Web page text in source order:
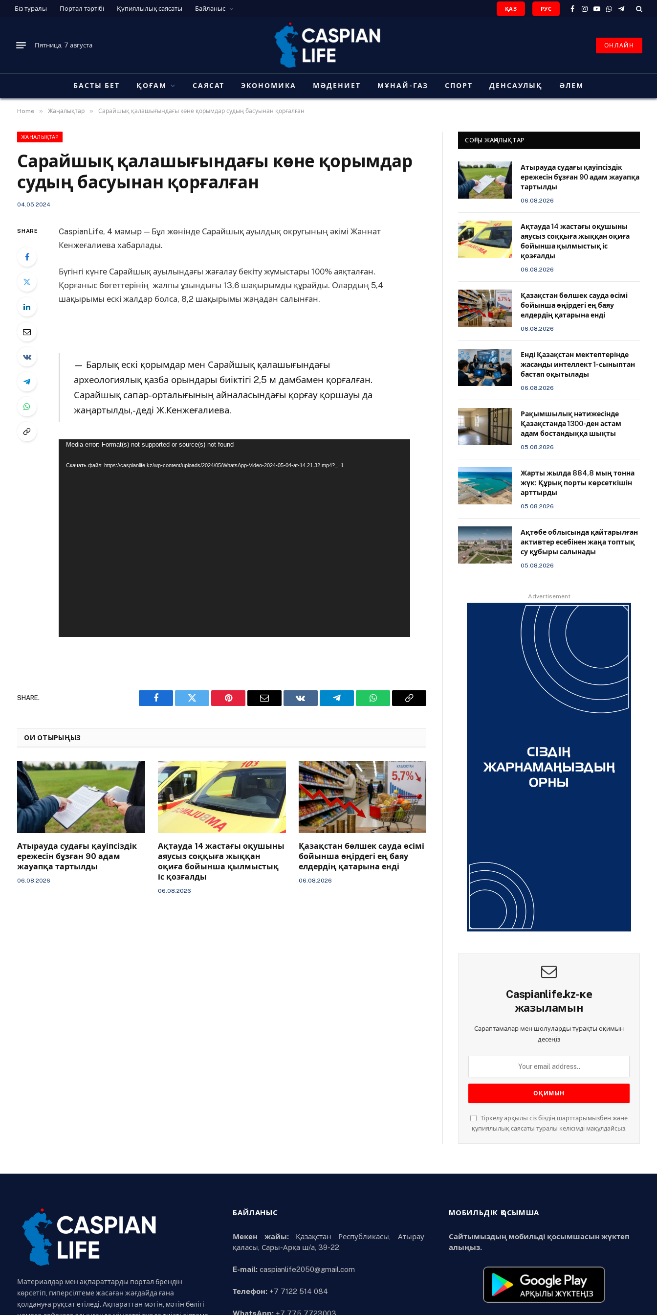
Біз туралы Портал тәртібі Құпиялылық саясаты Байланыс ҚАЗ РУС
Facebook
Instagram
YouTube
WhatsApp
Telegram
Пятница, 7 августа ОНЛАЙН
БАСТЫ БЕТ ҚОҒАМ САЯСАТ ЭКОНОМИКА МӘДЕНИЕТ МҰНАЙ-ГАЗ СПОРТ ДЕНСАУЛЫҚ ӘЛЕМ
Home » Жаңалықтар » Сарайшық қалашығындағы көне қорымдар судың басуынан қорғалған
ЖАҢАЛЫҚТАР
Сарайшық қалашығындағы көне қорымдар
судың басуынан қорғалған
04.05.2024
SHARE
CaspianLife, 4 мамыр — Бұл жөнінде Сарайшық ауылдық округының әкімі Жаннат
Кенжеғалиева хабарлады.
Бүгінгі күнге Сарайшық ауылындағы жағалау бекіту жүмыстары 100% аяқталған.
Қорғаныс бөгеттерінің жалпы ұзындығы 13,6 шақырымды құрайды. Олардың 5,4
шақырымы ескі жалдар болса, 8,2 шақырымы жаңадан салынған.
— Барлық ескі қорымдар мен Сарайшық қалашығындағы
археологиялық қазба орындары биіктігі 2,5 м дамбамен қорғалған.
Сарайшық сапар-орталығының айналасындағы қорғау қоршауы да
жаңартылды,-деді Ж.Кенжеғалиева.
Видеоплеер
Media error: Format(s) not supported or source(s) not found
Скачать файл: https://caspianlife.kz/wp-content/uploads/2024/05/WhatsApp-Video-2024-05-04-at-14.21.32.mp4?_=1
SHARE.
Facebook Twitter Pinterest Email VKontakteTelegram WhatsAppCopy
ОҚИ ОТЫРЫҢЫЗ
Атырауда судағы қауіпсіздік
ережесін бұзған 90 адам
жауапқа тартылды
06.08.2026
Ақтауда 14 жастағы оқушыны
аяусыз соққыға жыққан
оқиға бойынша қылмыстық
іс қозғалды
06.08.2026
Қазақстан бөлшек сауда өсімі
бойынша өңірдегі ең баяу
елдердің қатарына енді
06.08.2026
СОҢҒЫ ЖАҢАЛЫҚТАР
Атырауда судағы қауіпсіздік
ережесін бұзған 90 адам жауапқа
тартылды
06.08.2026
Ақтауда 14 жастағы оқушыны
аяусыз соққыға жыққан оқиға
бойынша қылмыстық іс
қозғалды
06.08.2026
Қазақстан бөлшек сауда өсімі
бойынша өңірдегі ең баяу
елдердің қатарына енді
06.08.2026
️Енді Қазақстан мектептерінде
жасанды интеллект 1-сыныптан
бастап оқытылады
06.08.2026
Рақымшылық нәтижесінде
Қазақстанда 1300-ден астам
адам бостандыққа шықты
05.08.2026
Жарты жылда 884,8 мың тонна
жүк: Құрық порты көрсеткішін
арттырды
05.08.2026
Ақтөбе облысында қайтарылған
активтер есебінен жаңа топтық
су құбыры салынады
05.08.2026
Advertisement
Caspianlife.kz-ке
жазыламын
Сараптамалар мен шолуларды тұрақты оқимын
десеңіз
Тіркелу арқылы сіз біздің шарттарымызбен және
құпиялылық саясаты туралы келісімді мақұлдайсыз.
Материалдар мен ақпараттарды портал брендін
көрсетіп, гиперсілтеме жасаған жағдайда ғана
қолдануға рұқсат етіледі. Ақпараттан мәтін, мәтін бөлігі
БАЙЛАНЫС
Мекен жайы:Қазақстан Республикасы, Атырау
қаласы, Сары-Арқа ш/а, 39-22
E-mail: caspianlife2050@gmail.com
Телефон: +7 7122 514 084
МОБИЛЬДІК ҚОСЫМША
Сайтымыздың мобильді қосымшасын жүктеп
алыңыз.